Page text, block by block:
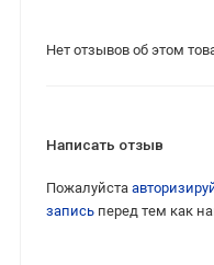
Нет отзывов об этом
Написать отзыв
Пожалуйста
записьперед тем как